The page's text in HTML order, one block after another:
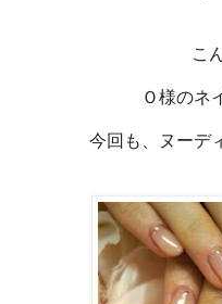
こ
Ｏ様のネ
今回も、ヌーデ